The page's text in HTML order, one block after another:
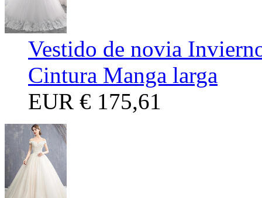
Vestido de novia
Cintura Manga larga
EUR € 175,61